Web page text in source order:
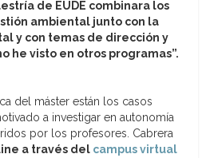
de EUDE combinara los
ambiental junto con la
y con temas de dirección y
he visto en otros programas”.
del máster están los casos
a investigar en autonomía
por los profesores. Cabrera
a través del campus virtual